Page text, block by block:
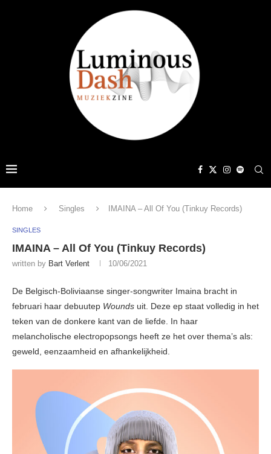
Home Singles IMAINA – All Of You (Tinkuy Records)
SINGLES
IMAINA – All Of You (Tinkuy Records)
written by Bart Verlent 10/06/2021
De Belgisch-Boliviaanse singer-songwriter Imaina bracht in
februari haar debuutep Wounds uit. Deze ep staat volledig in het
teken van de donkere kant van de liefde. In haar
melancholische electropopsongs heeft ze het over thema’s als:
geweld, eenzaamheid en afhankelijkheid.